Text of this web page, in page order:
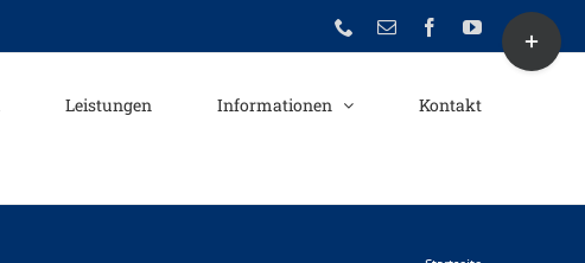
PhoneE-
FacebookYouTube
Leistungen Informationen Kontakt
Toggle
Sliding